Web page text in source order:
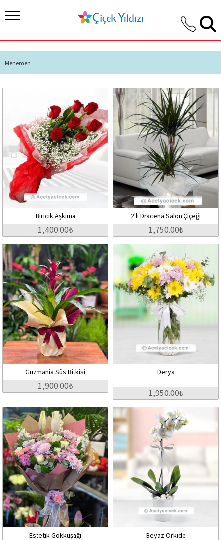
Menemen
Biricik Aşkıma
1,400.00₺
2'li Dracena Salon Çiçeği
1,750.00₺
Guzmania Süs Bitkisi
1,900.00₺
Derya
1,950.00₺
Estetik Gökkuşağı Beyaz Orkide